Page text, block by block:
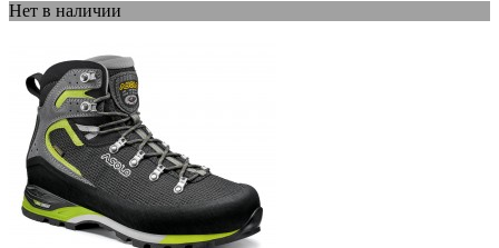
Нет в наличии